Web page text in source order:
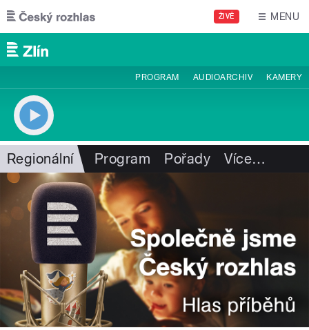
Přejít k hlavnímu obsahu
ŽIVĚ MENU
PROGRAM AUDIOARCHIV KAMERY
Regionální Program Pořady Více…